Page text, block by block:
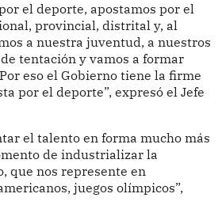
el deporte, apostamos por el
provincial, distrital y, al
a nuestra juventud, a nuestros
tentación y vamos a formar
eso el Gobierno tiene la firme
por el deporte”, expresó el Jefe
el talento en forma mucho más
de industrializar la
que nos represente en
juegos olímpicos”,